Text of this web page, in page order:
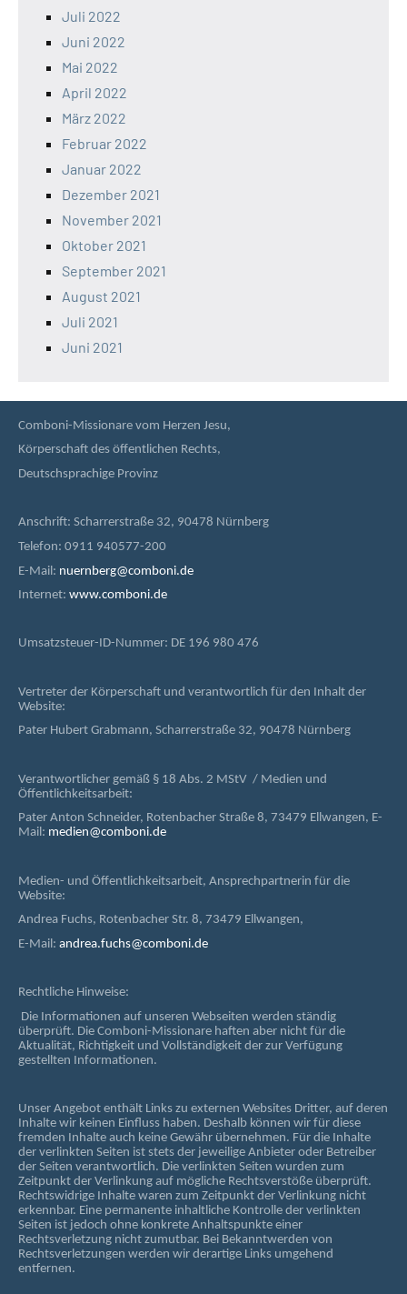
Juli 2022
Juni 2022
Mai 2022
April 2022
März 2022
Februar 2022
Januar 2022
Dezember 2021
November 2021
Oktober 2021
September 2021
August 2021
Juli 2021
Juni 2021
Comboni-Missionare vom Herzen Jesu,
Körperschaft des öffentlichen Rechts,
Deutschsprachige Provinz
Anschrift: Scharrerstraße 32, 90478 Nürnberg
Telefon: 0911 940577-200
E-Mail: nuernberg@comboni.de
Internet: www.comboni.de
Umsatzsteuer-ID-Nummer: DE 196 980 476
Vertreter der Körperschaft und verantwortlich für den Inhalt der
Website:
Pater Hubert Grabmann, Scharrerstraße 32, 90478 Nürnberg
Verantwortlicher gemäß § 18 Abs. 2 MStV / Medien und
Öffentlichkeitsarbeit:
Pater Anton Schneider, Rotenbacher Straße 8, 73479 Ellwangen, E-
Mail: medien@comboni.de
Medien- und Öffentlichkeitsarbeit, Ansprechpartnerin für die
Website:
Andrea Fuchs, Rotenbacher Str. 8, 73479 Ellwangen,
E-Mail: andrea.fuchs@comboni.de
Rechtliche Hinweise:
Die Informationen auf unseren Webseiten werden ständig
überprüft. Die Comboni-Missionare haften aber nicht für die
Aktualität, Richtigkeit und Vollständigkeit der zur Verfügung
gestellten Informationen.
Unser Angebot enthält Links zu externen Websites Dritter, auf deren
Inhalte wir keinen Einfluss haben. Deshalb können wir für diese
fremden Inhalte auch keine Gewähr übernehmen. Für die Inhalte
der verlinkten Seiten ist stets der jeweilige Anbieter oder Betreiber
der Seiten verantwortlich. Die verlinkten Seiten wurden zum
Zeitpunkt der Verlinkung auf mögliche Rechtsverstöße überprüft.
Rechtswidrige Inhalte waren zum Zeitpunkt der Verlinkung nicht
erkennbar. Eine permanente inhaltliche Kontrolle der verlinkten
Seiten ist jedoch ohne konkrete Anhaltspunkte einer
Rechtsverletzung nicht zumutbar. Bei Bekanntwerden von
Rechtsverletzungen werden wir derartige Links umgehend
entfernen.